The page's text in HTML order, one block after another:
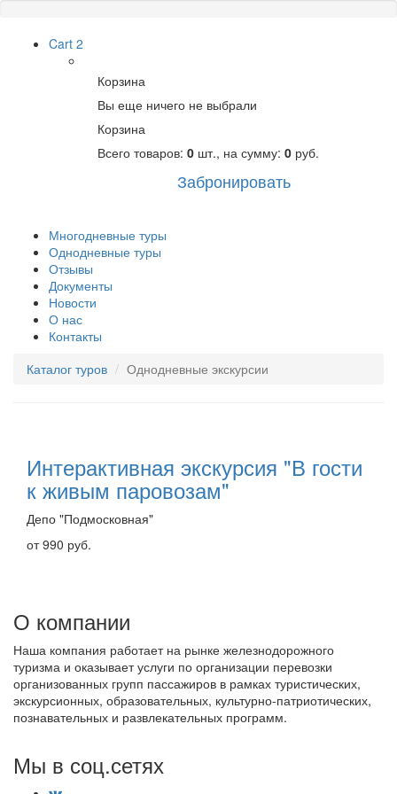
Cart 2
Корзина
Вы еще ничего не выбрали
Корзина
Всего товаров: 0 шт., на сумму: 0 руб.
Забронировать
Многодневные туры
Однодневные туры
Отзывы
Документы
Новости
О нас
Контакты
Каталог туров
Однодневные экскурсии
Интерактивная экскурсия "В гости
к живым паровозам"
Депо "Подмосковная"
от 990 руб.
О компании
Наша компания работает на рынке железнодорожного
туризма и оказывает услуги по организации перевозки
организованных групп пассажиров в рамках туристических,
экскурсионных, образовательных, культурно-патриотических,
познавательных и развлекательных программ.
Мы в соц.сетях